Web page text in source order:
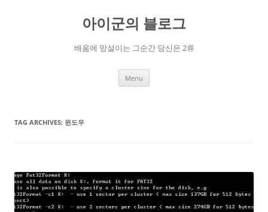
아이군의 블로그
배움에 망설이는 그순간 당신은 2류
Menu
TAG ARCHIVES: 윈도우